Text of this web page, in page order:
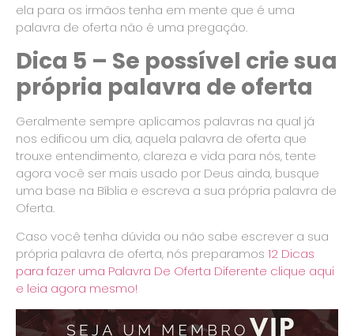
ela para os irmãos tenha em mente que é uma
palavra de oferta não é uma pregação.
Dica 5 – Se possível crie sua
própria palavra de oferta
Geralmente sempre aplicamos palavras na qual já
nos edificou um dia, aquela palavra de oferta que
trouxe entendimento, clareza e vida para nós, tente
agora você ser mais usado por Deus ainda, busque
uma base na Bíblia e escreva a sua própria palavra de
Oferta.
Caso você tenha dúvida ou não sabe escrever a sua
própria palavra de oferta, nós preparamos 12 Dicas
para fazer uma Palavra De Oferta Diferente clique aqui
e leia agora mesmo!